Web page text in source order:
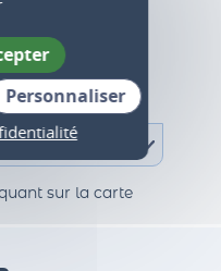
Personnaliser